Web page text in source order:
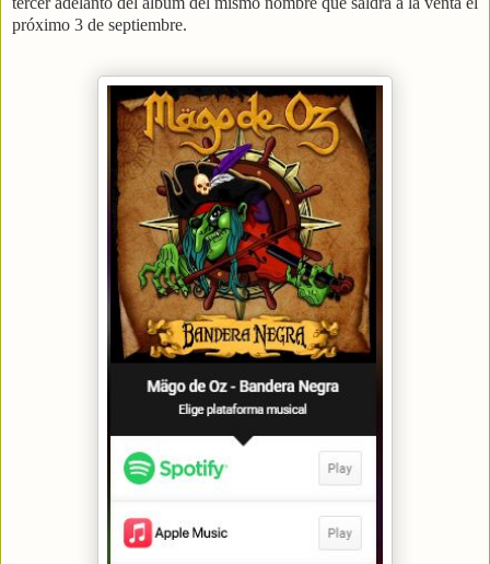
próximo 3 de septiembre.